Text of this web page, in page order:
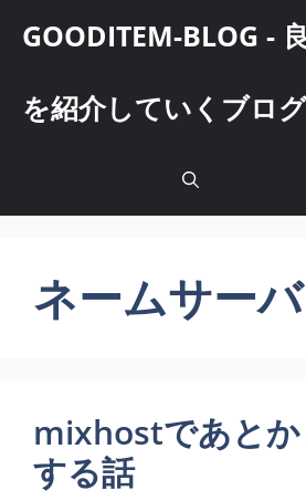
GOODITEM-BLOG -
を紹介していくブログ
ネームサーバ
mixhostであとか
する話